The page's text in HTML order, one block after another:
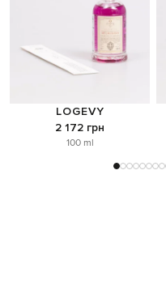
LOGEVY
2 172 грн
100 ml